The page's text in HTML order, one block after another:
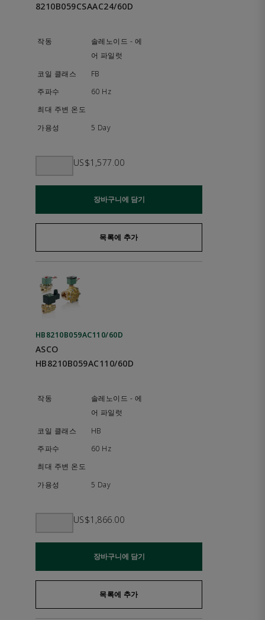
8210B059CSAAC24/60D
솔레노이드 - 에
어 파일럿
FB
60 Hz
5 Day
US$1,577.00
장바구니에 담기
목록에 추가
HB8210B059AC110/60D
ASCO
HB8210B059AC110/60D
솔레노이드 - 에
어 파일럿
HB
60 Hz
5 Day
US$1,866.00
장바구니에 담기
목록에 추가